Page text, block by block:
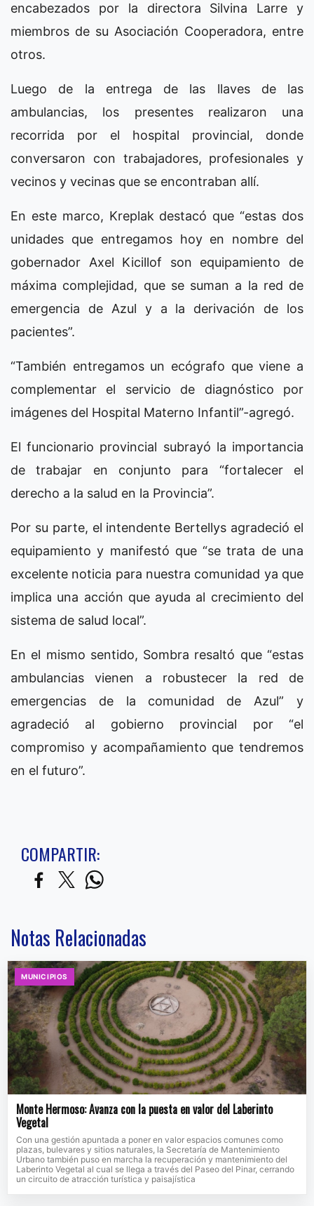
encabezados por la directora Silvina Larre y
miembros de su Asociación Cooperadora, entre
otros.
Luego de la entrega de las llaves de las
ambulancias, los presentes realizaron una
recorrida por el hospital provincial, donde
conversaron con trabajadores, profesionales y
vecinos y vecinas que se encontraban allí.
En este marco, Kreplak destacó que “estas dos
unidades que entregamos hoy en nombre del
gobernador Axel Kicillof son equipamiento de
máxima complejidad, que se suman a la red de
emergencia de Azul y a la derivación de los
pacientes”.
“También entregamos un ecógrafo que viene a
complementar el servicio de diagnóstico por
imágenes del Hospital Materno Infantil”-agregó.
El funcionario provincial subrayó la importancia
de trabajar en conjunto para “fortalecer el
derecho a la salud en la Provincia”.
Por su parte, el intendente Bertellys agradeció el
equipamiento y manifestó que “se trata de una
excelente noticia para nuestra comunidad ya que
implica una acción que ayuda al crecimiento del
sistema de salud local”.
En el mismo sentido, Sombra resaltó que “estas
ambulancias vienen a robustecer la red de
emergencias de la comunidad de Azul” y
agradeció al gobierno provincial por “el
compromiso y acompañamiento que tendremos
en el futuro”.
COMPARTIR:
Notas Relacionadas
MUNICIPIOS
Monte Hermoso: Avanza con la puesta en valor del Laberinto
Vegetal
Con una gestión apuntada a poner en valor espacios comunes como
plazas, bulevares y sitios naturales, la Secretaría de Mantenimiento
Urbano también puso en marcha la recuperación y mantenimiento del
Laberinto Vegetal al cual se llega a través del Paseo del Pinar, cerrando
un circuito de atracción turística y paisajística